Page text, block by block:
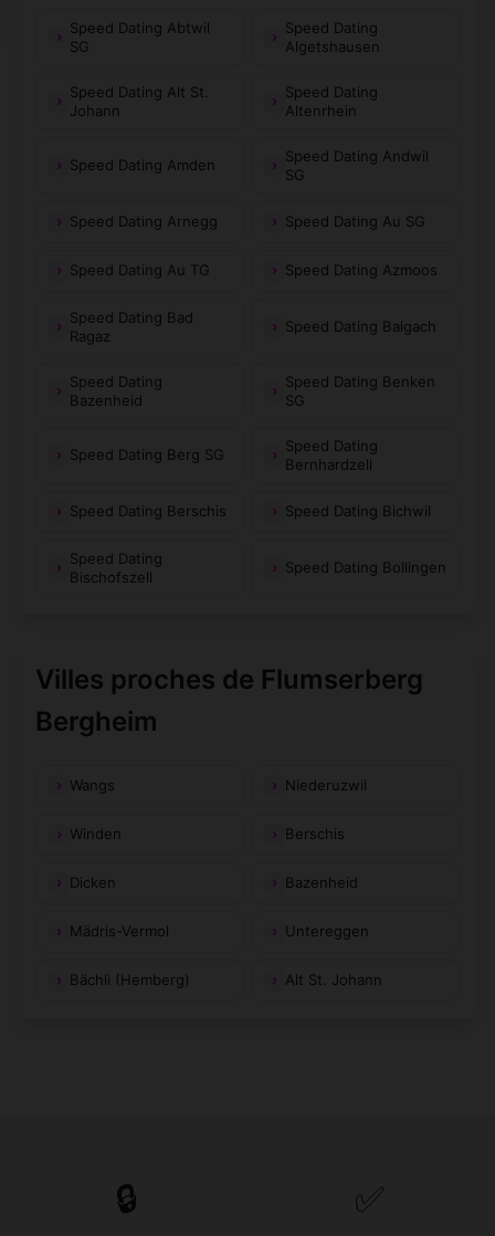
Speed Dating Abtwil
SG
Speed Dating
Algetshausen
Speed Dating Alt St.
Johann
Speed Dating
Altenrhein
Speed Dating Amden
Speed Dating Andwil
SG
Speed Dating Arnegg Speed Dating Au SG
Speed Dating Au TG Speed Dating Azmoos
Speed Dating Bad
Ragaz
Speed Dating Balgach
Speed Dating
Bazenheid
Speed Dating Benken
SG
Speed Dating Berg SG
Speed Dating
Bernhardzell
Speed Dating Berschis Speed Dating Bichwil
Speed Dating
Bischofszell
Speed Dating Bollingen
Villes proches de Flumserberg
Bergheim
Wangs Niederuzwil
Winden Berschis
Dicken Bazenheid
Mädris-Vermol Untereggen
Bächli (Hemberg) Alt St. Johann
🔒 ✅